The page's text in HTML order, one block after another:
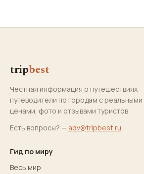
tripbest
Честная информация о путешествиях:
путеводители по городам с реальными
ценами, фото и отзывами туристов.
Есть вопросы? — adv@tripbest.ru
Гид по миру
Весь мир